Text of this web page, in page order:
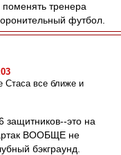
тренера
футбол.
Стаса все ближе и
защитников--это на
ВООБЩЕ не
бэкграунд.